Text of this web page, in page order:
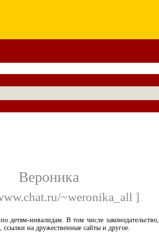
Вероника
~weronika_all ]
детям-инвалидам. В том числе законодательство,
ссылки на дружественные сайты и другое.